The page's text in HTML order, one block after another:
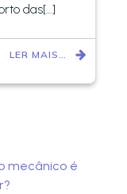
das[…]
LER MAIS…
mecânico é